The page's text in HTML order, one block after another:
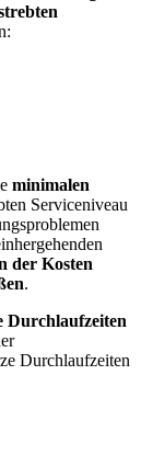
minimalen
Serviceniveau
der Kosten
.
Durchlaufzeiten
Durchlaufzeiten